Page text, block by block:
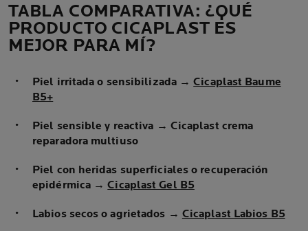
TABLA COMPARATIVA: ¿QUÉ
PRODUCTO CICAPLAST ES
MEJOR PARA MÍ?
Piel irritada o sensibilizada→Cicaplast Baume
B5+
Piel sensible y reactiva → Cicaplast crema
reparadora multiuso
Piel con heridas superficiales o recuperación
epidérmica →Cicaplast Gel B5
Labios secos o agrietados → Cicaplast Labios B5